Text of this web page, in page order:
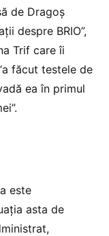
de Dragoș
despre BRIO”,
Trif care îi
făcut testele de
ea în primul
este
asta de